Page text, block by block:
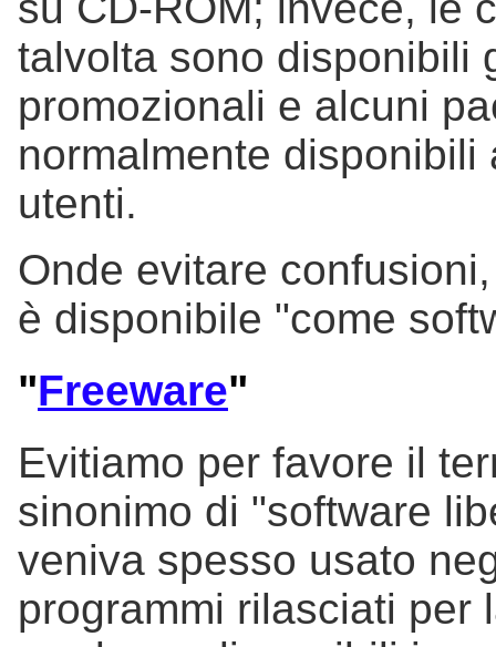
talvolta sono disponibili
promozionali e alcuni
normalmente
utenti.
Onde evitare
è disponibile "come
"Freeware"
Evitiamo per favore il
sinonimo di "software
veniva spesso usato
programmi rilasciati per